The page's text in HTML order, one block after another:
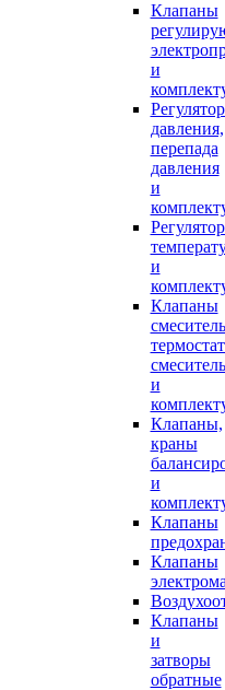
Клапаны
и
давления,
перепада
давления
и
и
Клапаны
и
Клапаны,
краны
и
Клапаны
Клапаны
Клапаны
и
затворы
обратные